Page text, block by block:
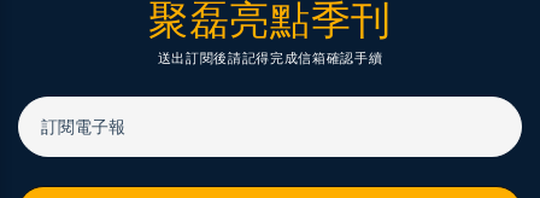
聚磊亮點季刊
送出訂閱後請記得完成信箱確認手續
訂閱電子報